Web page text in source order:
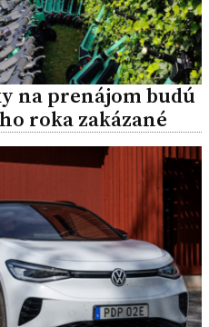
na prenájom budú
roka zakázané